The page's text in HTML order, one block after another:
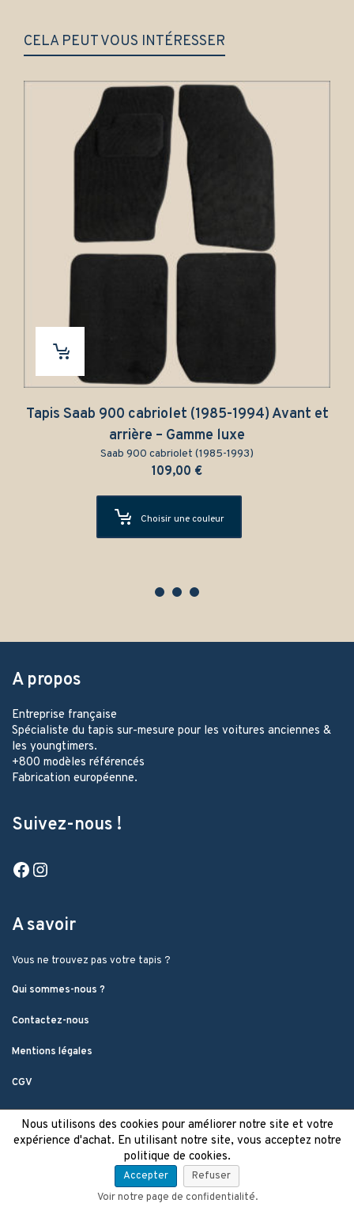
CELA PEUT VOUS INTÉRESSER
Avant et
Tapis Saab 900 cabriolet (1985-
uniquement – Gamme
Saab 900 cabriolet (1985-
A propos
Entreprise française
Spécialiste du tapis sur-mesure pour les voitures anciennes &
les youngtimers.
+800 modèles référencés
Fabrication européenne.
Suivez-nous !
Facebook
A savoir
Vous ne trouvez pas votre tapis ?
Qui sommes-nous ?
Contactez-nous
Mentions légales
CGV
Nous utilisons des cookies pour améliorer notre site et votre
expérience d'achat. En utilisant notre site, vous acceptez notre
politique de cookies.
Accepter
Refuser
Voir notre page de confidentialité.